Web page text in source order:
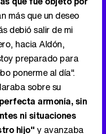
más que un deseo
debió salir de mi
hacia Aldón,
preparado para
ponerme al día".
sobre su
armonía, sin
ni situaciones
hijo"y avanzaba